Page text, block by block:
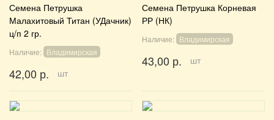
Семена Петрушка
Малахитовый Титан (УДачник)
ц/п 2 гр.
Наличие: Владимирская
42,00 р. шт
Семена Петрушка Корневая
РР (НК)
Наличие: Владимирская
43,00 р. шт